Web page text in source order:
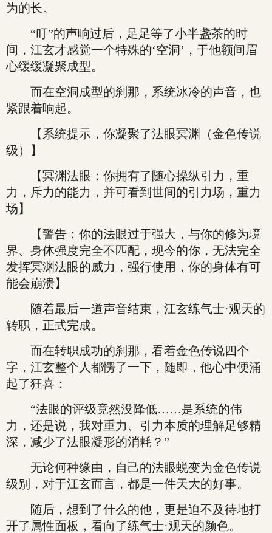
为的长。
“叮”的声响过后，足足等了小半盏茶的时
间，江玄才感觉一个特殊的‘空洞’，于他额间眉
心缓缓凝聚成型。
而在空洞成型的刹那，系统冰冷的声音，也
紧跟着响起。
【系统提示，你凝聚了法眼冥渊（金色传说
级）】
【冥渊法眼：你拥有了随心操纵引力，重
力，斥力的能力，并可看到世间的引力场，重力
场】
【警告：你的法眼过于强大，与你的修为境
界、身体强度完全不匹配，现今的你，无法完全
发挥冥渊法眼的威力，强行使用，你的身体有可
能会崩溃】
随着最后一道声音结束，江玄练气士·观天的
转职，正式完成。
而在转职成功的刹那，看着金色传说四个
字，江玄整个人都愣了一下，随即，他心中便涌
起了狂喜：
“法眼的评级竟然没降低……是系统的伟
力，还是说，我对重力、引力本质的理解足够精
深，减少了法眼凝形的消耗？”
无论何种缘由，自己的法眼蜕变为金色传说
级别，对于江玄而言，都是一件天大的好事。
随后，想到了什么的他，更是迫不及待地打
开了属性面板，看向了练气士·观天的颜色。